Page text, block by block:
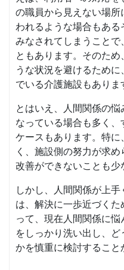
の職員から見えない場
われるような場合もある
みなされてしまうことで
ともあります。そのた
うな状況を避けるため
でいる介護施設もありま
とはいえ、人間関係の
なっている場合も多く
ケースもあります。特
く、施設側の努力が求
改善ができないことも少
しかし、人間関係が上
は、解決に一歩近づく
って、現在人間関係に
をしっかり洗い出し、
かを慎重に検討すること